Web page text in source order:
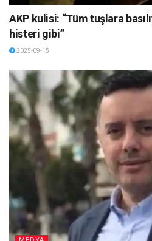
AKP kulisi: “Tüm tuşlara
histeri gibi”
2025-09-15